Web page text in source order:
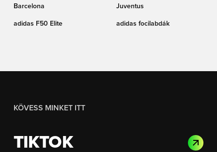
Barcelona Juventus
adidas F50 Elite adidas focilabdák
KÖVESS MINKET ITT
TIKTOK